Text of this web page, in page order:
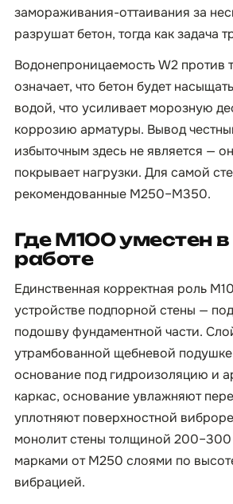
замораживания-оттаивания за
разрушат бетон, тогда как задача
Водонепроницаемость W2 против
означает, что бетон будет
водой, что усиливает морозную
коррозию арматуры. Вывод
избыточным здесь не является —
покрывает нагрузки. Для самой
рекомендованные М250–М350.
Где М100 уместен в
работе
Единственная корректная роль
устройстве подпорной стены —
подошву фундаментной части.
утрамбованной щебневой
основание под гидроизоляцию и
каркас, основание увлажняют
уплотняют поверхностной
монолит стены толщиной
марками от М250 слоями по
вибрацией.